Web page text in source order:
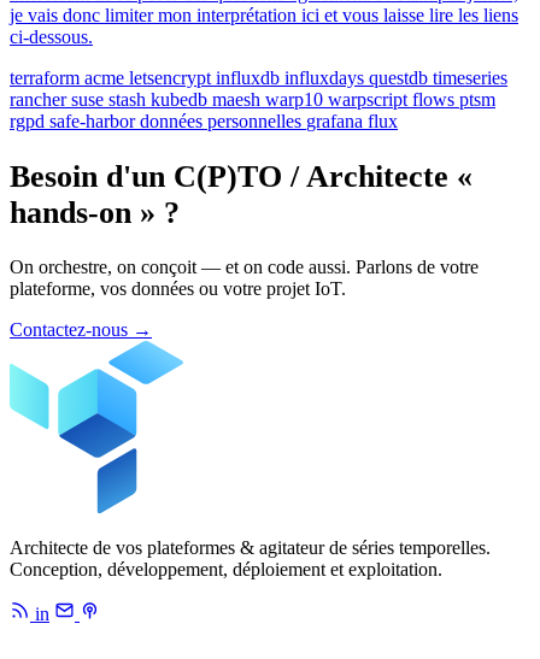
je vais donc limiter mon interprétation ici et vous laisse lire les liens
ci-dessous.
terraform acme letsencrypt influxdb influxdays questdb timeseries
rancher suse stash kubedb maesh warp10 warpscript flows ptsm
rgpd safe-harbor données personnelles grafana flux
Besoin d'un C(P)TO / Architecte «
hands-on » ?
On orchestre, on conçoit — et on code aussi. Parlons de votre
plateforme, vos données ou votre projet IoT.
Contactez-nous →
Architecte de vos plateformes & agitateur de séries temporelles.
Conception, développement, déploiement et exploitation.
in